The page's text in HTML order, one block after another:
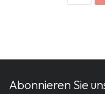
Abonnieren Sie